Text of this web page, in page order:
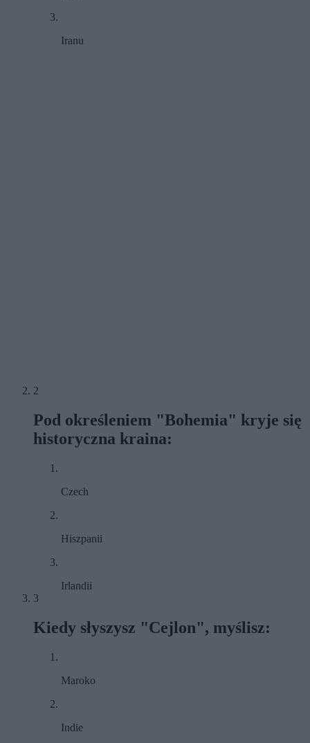
Iranu
2
Pod określeniem "Bohemia" kryje się
historyczna kraina:
Czech
Hiszpanii
Irlandii
3
Kiedy słyszysz "Cejlon", myślisz:
Maroko
Indie